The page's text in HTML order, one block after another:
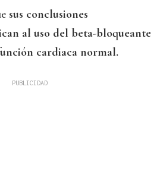
sus conclusiones
al uso del beta-bloqueante
cardiaca normal.